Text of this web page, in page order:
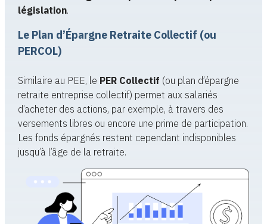
législation.
Le Plan d’Épargne Retraite Collectif (ou
PERCOL)
Similaire au PEE, le PER Collectif (ou plan d’épargne
retraite entreprise collectif) permet aux salariés
d’acheter des actions, par exemple, à travers des
versements libres ou encore une prime de participation.
Les fonds épargnés restent cependant indisponibles
jusqu’à l’âge de la retraite.